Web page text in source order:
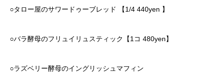
○タロー屋のサワードゥーブレッド 【1/4 440yen 】
○バラ酵母のフリュイリュスティック【1コ 480yen】
○ラズベリー酵母のイングリッシュマフィン